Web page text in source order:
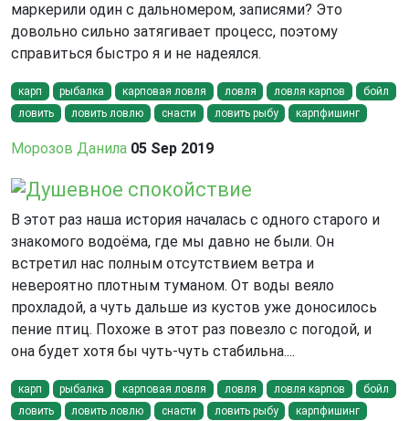
маркерили один с дальномером, записями? Это
довольно сильно затягивает процесс, поэтому
справиться быстро я и не надеялся.
карп рыбалка карповая ловля ловля ловля карпов
бойл
ловить
ловить ловлю снасти ловить рыбу карпфишинг
Морозов Данила 05 Sep 2019
Душевное спокойствие
В этот раз наша история началась с одного старого и
знакомого водоёма, где мы давно не были. Он
встретил нас полным отсутствием ветра и
невероятно плотным туманом. От воды веяло
прохладой, а чуть дальше из кустов уже доносилось
пение птиц. Похоже в этот раз повезло с погодой, и
она будет хотя бы чуть-чуть стабильна....
карп рыбалка карповая ловля ловля ловля карпов
бойл
ловить
ловить ловлю снасти ловить рыбу карпфишинг